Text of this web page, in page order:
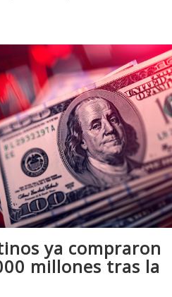
ya compraron
millones tras la